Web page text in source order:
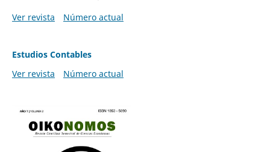
Ver revista
Número actual
Estudios Contables
Ver revista
Número actual